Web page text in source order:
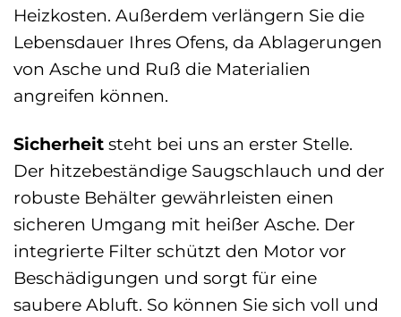
Heizkosten. Außerdem verlängern Sie die
Lebensdauer Ihres Ofens, da Ablagerungen
von Asche und Ruß die Materialien
angreifen können.
Sicherheit steht bei uns an erster Stelle.
Der hitzebeständige Saugschlauch und der
robuste Behälter gewährleisten einen
sicheren Umgang mit heißer Asche. Der
integrierte Filter schützt den Motor vor
Beschädigungen und sorgt für eine
saubere Abluft. So können Sie sich voll und